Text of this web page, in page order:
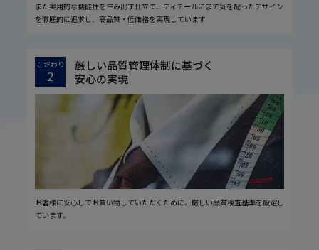
また実用的な機能性を生み出す仕立て、ディテールにまで気を配ったデザイン
を徹底的に追求し、高品質・低価格を実現しています
こだわり
2
厳しい品質管理体制に基づく
安心の実現
お客様に安心してお買い物していただくために、厳しい品質検査基準を設定し
ています。